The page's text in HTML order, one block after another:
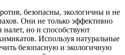
безопасны, экологичны и не
Они не только эффективно
налет, но и способствуют
Используя натуральные
безопасную и экологичную